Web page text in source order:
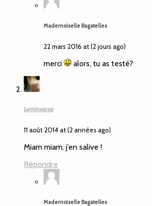
Mademoiselle Bagatelles
22 mars 2016 at (2 jours ago)
merci alors, tu as testé?
Luminouroz
11 août 2014 at (2 années ago)
Miam miam, j’en salive !
Répondre
Mademoiselle Bagatelles